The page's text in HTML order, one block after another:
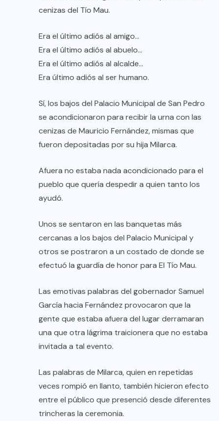
cenizas del Tío Mau.
Era el último adiós al amigo…
Era el último adiós al abuelo…
Era el último adiós al alcalde…
Era último adiós al ser humano.
Sí, los bajos del Palacio Municipal de San Pedro
se acondicionaron para recibir la urna con las
cenizas de Mauricio Fernández, mismas que
fueron depositadas por su hija Milarca.
Afuera no estaba nada acondicionado para el
pueblo que quería despedir a quien tanto los
ayudó.
Unos se sentaron en las banquetas más
cercanas a los bajos del Palacio Municipal y
otros se postraron a un costado de donde se
efectuó la guardía de honor para El Tío Mau.
Las emotivas palabras del gobernador Samuel
García hacia Fernández provocaron que la
gente que estaba afuera del lugar derramaran
una que otra lágrima traicionera que no estaba
invitada a tal evento.
Las palabras de Milarca, quien en repetidas
veces rompió en llanto, también hicieron efecto
entre el público que presenció desde diferentes
trincheras la ceremonia.